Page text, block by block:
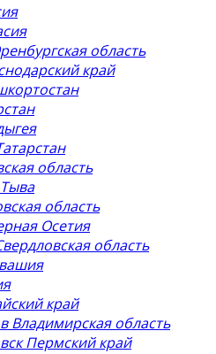
область
край
область
область
Осетия
область
край
Владимирская область
Пермский край